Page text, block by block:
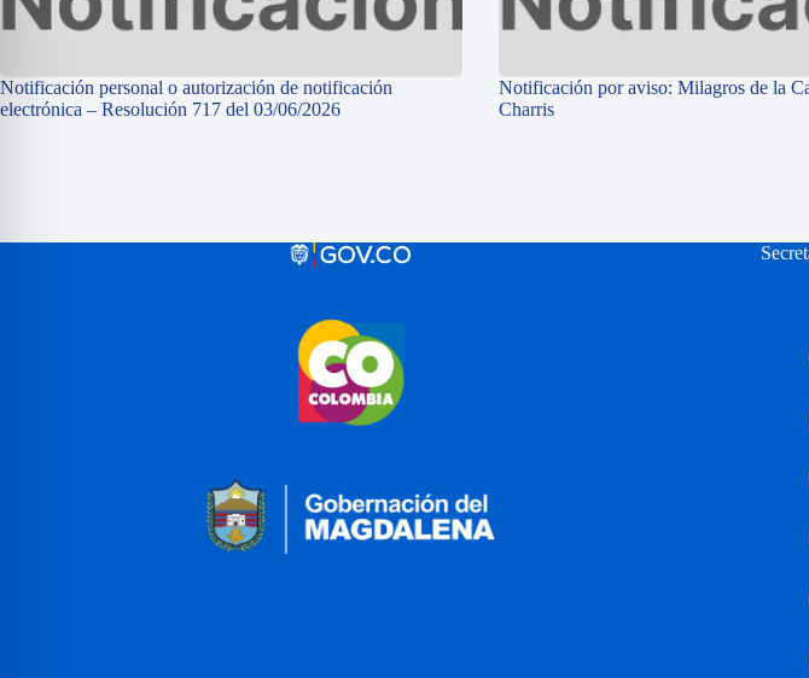
Notificación personal o autorización de notificación
electrónica – Resolución 717 del 03/06/2026
Notificación por aviso: Milagros de la
Charris